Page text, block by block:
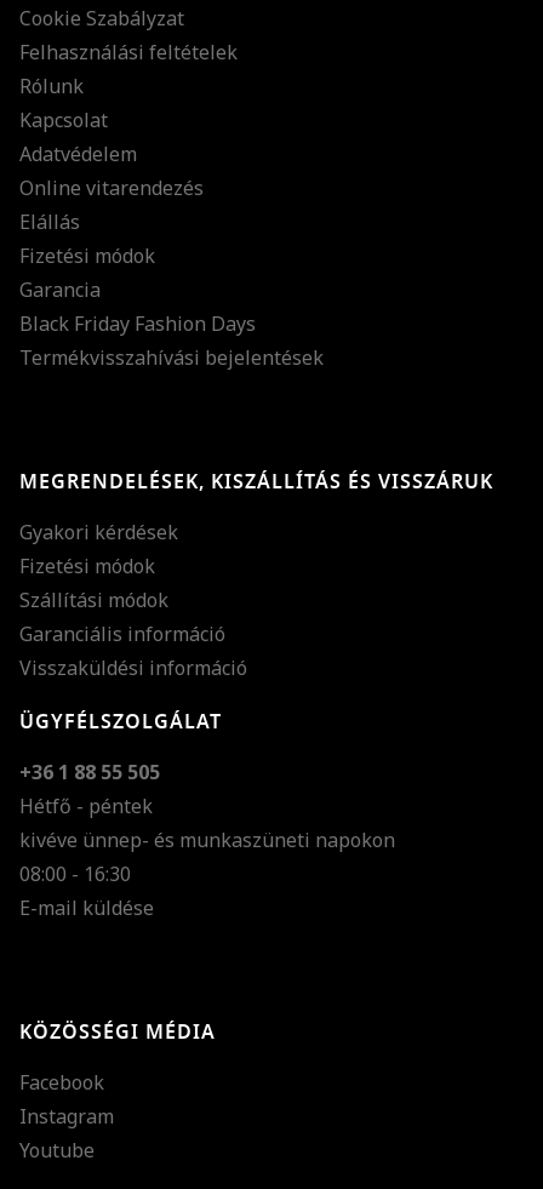
Cookie Szabályzat
Felhasználási feltételek
Rólunk
Kapcsolat
Adatvédelem
Online vitarendezés
Elállás
Fizetési módok
Garancia
Black Friday Fashion Days
Termékvisszahívási bejelentések
MEGRENDELÉSEK, KISZÁLLÍTÁS ÉS VISSZÁRUK
Gyakori kérdések
Fizetési módok
Szállítási módok
Garanciális információ
Visszaküldési információ
ÜGYFÉLSZOLGÁLAT
+36 1 88 55 505
Hétfő - péntek
kivéve ünnep- és munkaszüneti napokon
08:00 - 16:30
E-mail küldése
KÖZÖSSÉGI MÉDIA
Facebook
Instagram
Youtube